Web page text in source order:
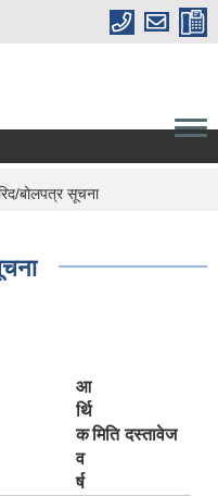
बोलपत्र सूचना
आ
र्थि
क
व
र्ष
मिति दस्तावेज